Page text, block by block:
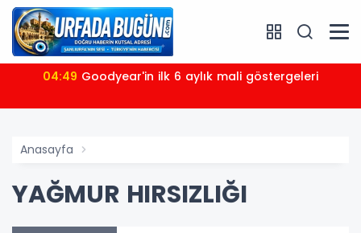
04:49 Goodyear'in ilk 6 aylık mali göstergeleri
Anasayfa
YAĞMUR HIRSIZLIĞI